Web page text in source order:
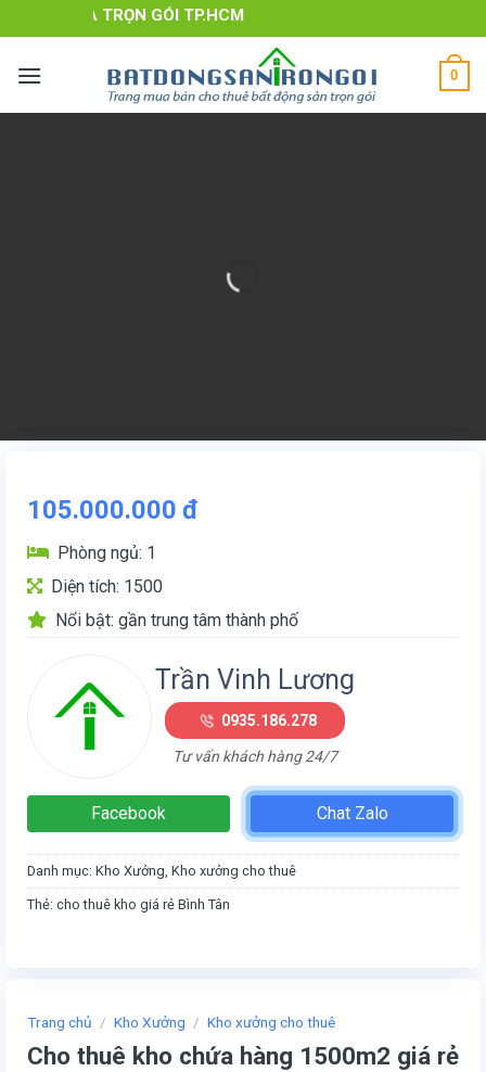
to
content
NHÀ TRỌN GÓI TP.HCM
0
Trang chủ / Kho Xưởng / Kho xưởng cho thuê
Cho thuê kho chứa hàng 1500m2 giá rẻ
105.000.000 đ
Phòng ngủ: 1
Diện tích: 1500
Nổi bật: gần trung tâm thành phố
Trần Vinh Lương
0935.186.278
Tư vấn khách hàng 24/7
Facebook Chat Zalo
Danh mục: Kho Xưởng Kho xưởng cho thuê
Thẻ: cho thuê kho giá rẻ Bình Tân